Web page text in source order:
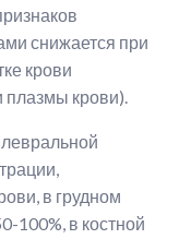
снижается при
крови
крови).
в грудном
100%, в костной